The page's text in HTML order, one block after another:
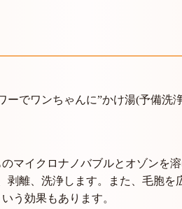
でワンちゃんに”かけ湯(予備洗
マイクロナノバブルとオゾンを
離、洗浄します。また、毛胞
う効果もあります。